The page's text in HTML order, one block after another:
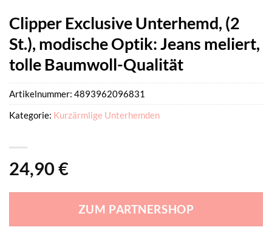
Clipper Exclusive Unterhemd, (2
St.), modische Optik: Jeans meliert,
tolle Baumwoll-Qualität
24,90 €
ZUM PARTNERSHOP
Artikelnummer: 4893962096831
Kategorie: Kurzärmlige Unterhemden